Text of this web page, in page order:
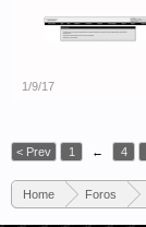
1/9/17
< Prev
1 ← 4
Home Foros